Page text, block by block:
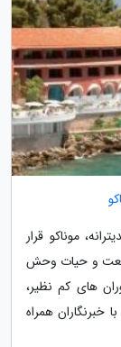
موناکو قرار
و حیات وحش
های کم نظیر،
همراه